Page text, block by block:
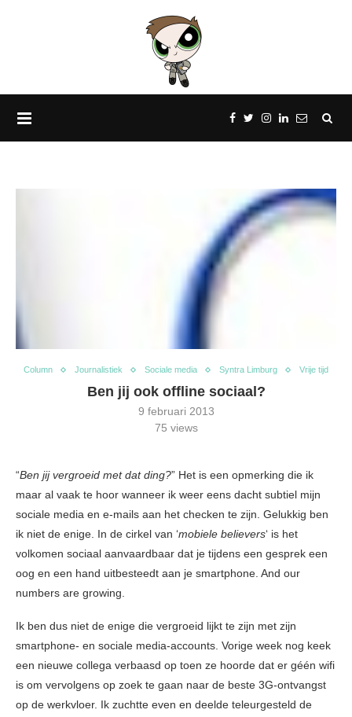
Column Journalistiek Sociale media Syntra Limburg Vrije tijd
Ben jij ook offline sociaal?
9 februari 2013
75 views
“Ben jij vergroeid met dat ding?” Het is een opmerking die ik
maar al vaak te hoor wanneer ik weer eens dacht subtiel mijn
sociale media en e-mails aan het checken te zijn. Gelukkig ben
ik niet de enige. In de cirkel van ‘mobiele believers‘ is het
volkomen sociaal aanvaardbaar dat je tijdens een gesprek een
oog en een hand uitbesteedt aan je smartphone. And our
numbers are growing.
Ik ben dus niet de enige die vergroeid lijkt te zijn met zijn
smartphone- en sociale media-accounts. Vorige week nog keek
een nieuwe collega verbaasd op toen ze hoorde dat er géén wifi
is om vervolgens op zoek te gaan naar de beste 3G-ontvangst
op de werkvloer. Ik zuchtte even en deelde teleurgesteld de